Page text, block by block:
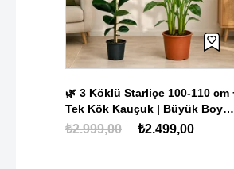
🌿 3'lü Salon Bitkisi Seti | 2
Gövdeli Yucca + Monstera Deve
Tabanı + Kauçuk Bitkisi | Canlı
₺2.749,00
₺3.249,00